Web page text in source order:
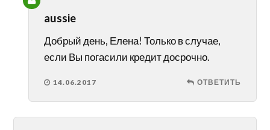
aussie
Добрый день, Елена! Только в случае,
если Вы погасили кредит досрочно.
14.06.2017 ОТВЕТИТЬ